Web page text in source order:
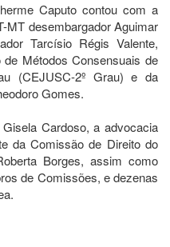
Caputo contou com a
MT desembargador Aguimar
Tarcísio Régis Valente,
Métodos Consensuais de
(CEJUSC-2º Grau) e da
Gomes.
Cardoso, a advocacia
da Comissão de Direito do
Borges, assim como
de Comissões, e dezenas